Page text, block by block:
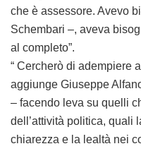
che è assessore. Avevo
Schembari –, aveva
al completo”.
“ Cercherò di adempiere
aggiunge Giuseppe
– facendo leva su quelli
dell’attività politica, quali
chiarezza e la lealtà nei